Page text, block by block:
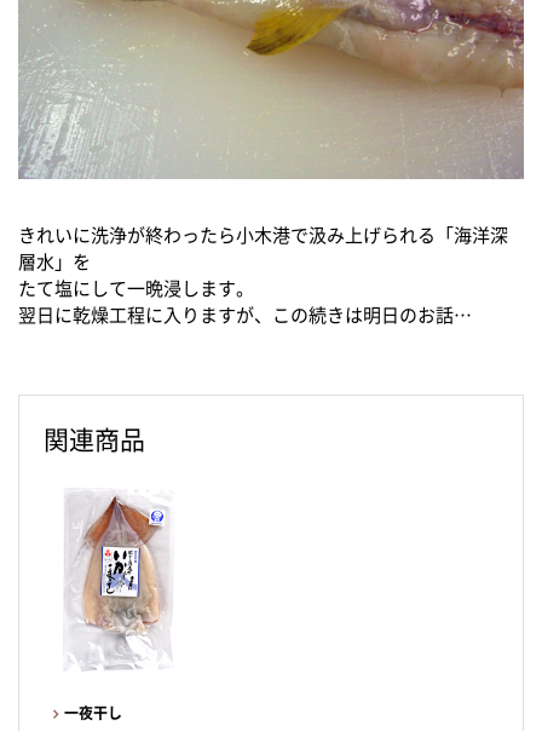
きれいに洗浄が終わったら小木港で汲み上げられる「海洋深
層水」を
たて塩にして一晩浸します。
翌日に乾燥工程に入りますが、この続きは明日のお話…
関連商品
一夜干し